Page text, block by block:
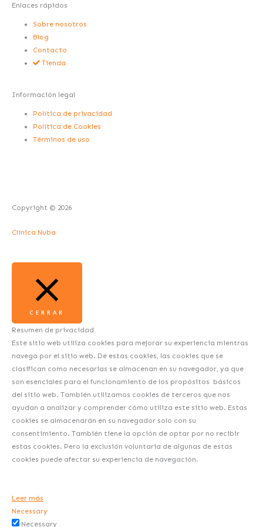
g
r
a
m
d
i
n
-
i
-
f
Enlaces rápidos
Sobre nosotros
Blog
Contacto
Tienda
Información legal
Política de privacidad
Política de Cookies
Términos de uso
Copyright © 2026
Clínica Nuba
CERRAR
Resumen de privacidad
Este sitio web utiliza cookies para mejorar su experiencia mientras
navega por el sitio web. De estas cookies, las cookies que se
clasifican como necesarias se almacenan en su navegador, ya que
son esenciales para el funcionamiento de los propósitos básicos
del sitio web. También utilizamos cookies de terceros que nos
ayudan a analizar y comprender cómo utiliza este sitio web. Estas
cookies se almacenarán en su navegador solo con su
consentimiento. También tiene la opción de optar por no recibir
estas cookies. Pero la exclusión voluntaria de algunas de estas
cookies puede afectar su experiencia de navegación.
Leer más
Necessary
Necessary